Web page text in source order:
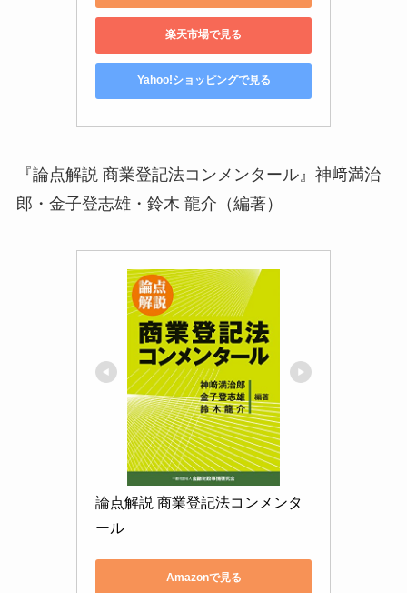
楽天市場で見る
Yahoo!ショッピングで見る
『論点解説 商業登記法コンメンタール』神﨑満治
郎・金子登志雄・鈴木 龍介（編著）
論点解説 商業登記法コンメンタ
ール
Amazonで見る